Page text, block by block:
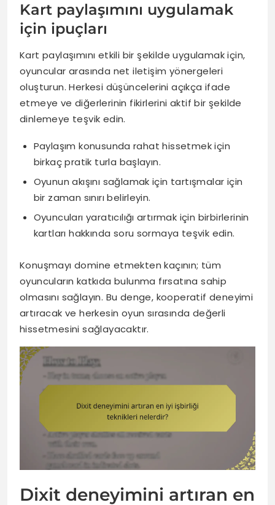
Kart paylaşımını uygulamak
için ipuçları
Kart paylaşımını etkili bir şekilde uygulamak için,
oyuncular arasında net iletişim yönergeleri
oluşturun. Herkesi düşüncelerini açıkça ifade
etmeye ve diğerlerinin fikirlerini aktif bir şekilde
dinlemeye teşvik edin.
Paylaşım konusunda rahat hissetmek için
birkaç pratik turla başlayın.
Oyunun akışını sağlamak için tartışmalar için
bir zaman sınırı belirleyin.
Oyuncuları yaratıcılığı artırmak için birbirlerinin
kartları hakkında soru sormaya teşvik edin.
Konuşmayı domine etmekten kaçının; tüm
oyuncuların katkıda bulunma fırsatına sahip
olmasını sağlayın. Bu denge, kooperatif deneyimi
artıracak ve herkesin oyun sırasında değerli
hissetmesini sağlayacaktır.
Dixit deneyimini artıran en